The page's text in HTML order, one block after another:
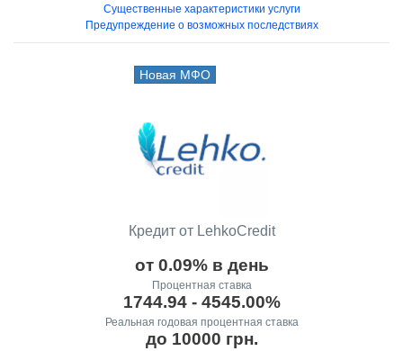
Существенные характеристики услуги
Предупреждение о возможных последствиях
Новая МФО
Кредит от LehkoCredit
от 0.09% в день
Процентная ставка
1744.94 - 4545.00%
Реальная годовая процентная ставка
до 10000 грн.